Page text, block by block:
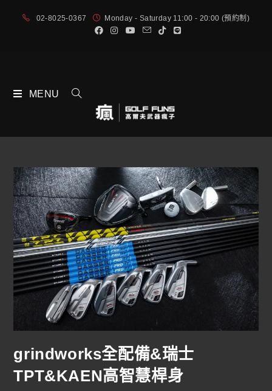
02-8025-0367 Monday - Saturday 11:00 - 20:00 (預約制)
MENU
grindworks全配備&瑞士
TPT&KAEN高智慧桿身